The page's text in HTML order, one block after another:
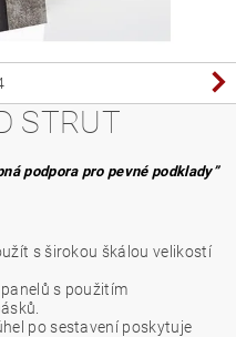
STRUT
podpora pro pevné podklady”
s širokou škálou velikostí
s použitím
po sestavení poskytuje